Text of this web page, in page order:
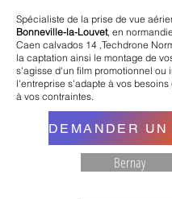
Spécialiste de la prise de vue
Bonneville-la-Louvet, en
Caen calvados 14 ,Techdrone
la captation ainsi le montage de
s'agisse d'un film promotionnel ou
l'entreprise s'adapte à vos
à vos contraintes.
Bernay